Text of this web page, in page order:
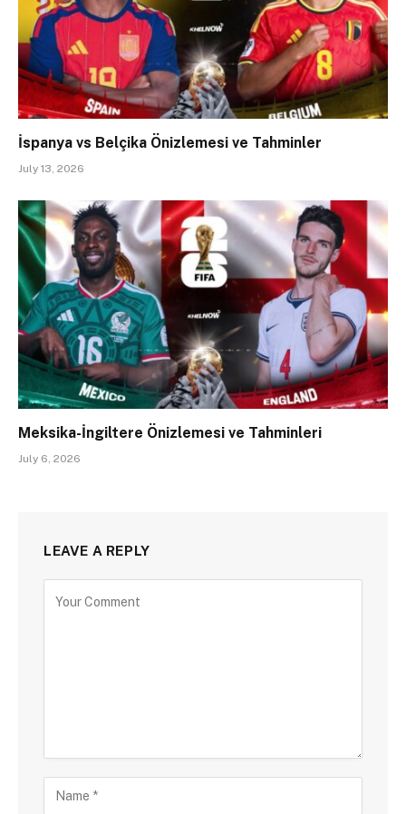
İspanya vs Belçika Önizlemesi ve Tahminler
July 13, 2026
Meksika-İngiltere Önizlemesi ve Tahminleri
July 6, 2026
LEAVE A REPLY